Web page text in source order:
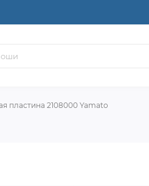
пластина 2108000 Yamato